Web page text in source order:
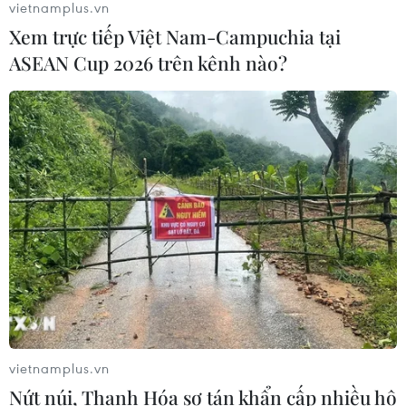
CƠ QUAN CHỦ QUẢN: THÔNG TẤN XÃ VIỆT NAM
Tổng Biên tập: TRẦN TIẾN DUẨN
Phó Tổng Biên tập: NGUYỄN THỊ TÁM, KHÚC THANH
THỦY
Sở hữu trí tuệ
Quy định sử dụng
RSS
Hỗ trợ
Ngôn ngữ
TTXVN
Dịch vụ tin
vietnamplus.vn
Xem trực tiếp Việt Nam-Campuchia tại
ASEAN Cup 2026 trên kênh nào?
vietnamplus.vn
Nứt núi, Thanh Hóa sơ tán khẩn cấp nhiều hộ